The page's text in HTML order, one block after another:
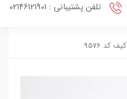
تلفن پشتیبانی : 02146121901
کیف کد 9576